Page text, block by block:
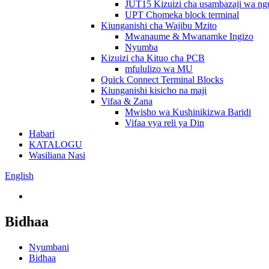
JUT15 Kizuizi cha usambazaji wa
UPT Chomeka block terminal
Kiunganishi cha Wajibu Mzito
Mwanaume & Mwanamke Ingizo
Nyumba
Kizuizi cha Kituo cha PCB
mfululizo wa MU
Quick Connect Terminal Blocks
Kiunganishi kisicho na maji
Vifaa & Zana
Mwisho wa Kushinikizwa Baridi
Vifaa vya reli ya Din
Habari
KATALOGU
Wasiliana Nasi
English
Bidhaa
Nyumbani
Bidhaa